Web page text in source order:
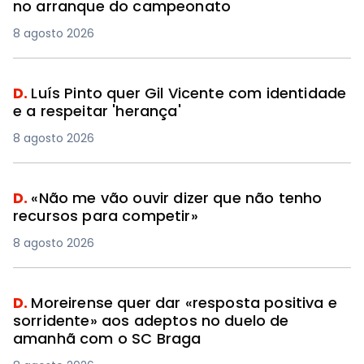
no arranque do campeonato
8 agosto 2026
D. Luís Pinto quer Gil Vicente com identidade
e a respeitar 'herança'
8 agosto 2026
D. «Não me vão ouvir dizer que não tenho
recursos para competir»
8 agosto 2026
D. Moreirense quer dar «resposta positiva e
sorridente» aos adeptos no duelo de
amanhã com o SC Braga